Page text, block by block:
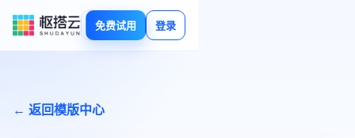
免费试用 登录
← 返回模版中心